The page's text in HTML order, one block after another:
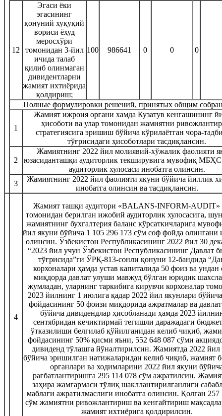
12
Эгаси ёки
эгасининг
қонуний хуқуқий
вориси ёхуд
меросхўри
томонидан 3-йил
ичида талаб
қилиб олинмаган
дивидентларни
жамият ихтиёрида
қолдириш;
100 986641 0 0 0
Полные формулировки решений, принятых общим
1
Жамият ижроия органи хамда Кузатув кенгашининг
ҳисоботи ва улар томонидан жамиятни
стратегиясига эришиш бўйича кўрилаётган чора-
тўғрисидаги ҳисоботлари тасдиқлансин.
2
Жамиятнинг 2022 йил молиявий-хўжалик фаолияти
юзасиданташқи аудиторлик текширувига мувофиқ
аудиторлик хулосаси инобатга олинсин.
3
Жамиятнинг 2022 йил фаолияти якуни бўйича йиллик
инобатга олинсин ва тасдиқлансин.
4
Жамият ташқи аудитори «BALANS-INFORM-
томонидан берилган ижобий аудиторлик хулосасига,
жамиятнинг бухгалтерия баланс кўрсаткичларига
йил якуни бўйича 1 105 296 173 сўм соф фойда олингани
олинсин. Ўзбекистон Республикасининг 2022 йил 30
“2023 йил учун Ўзбекистон Республикасининг Давлат
тўғрисида”ги ЎРҚ-813-сонли қонуни 12-бандида
корхоналари ҳамда устав капиталида 50 фоиз ва ундан
миқдорда давлат улуши мавжуд бўлган юридик
жумладан, уларнинг таркибига кирувчи корхоналар
2023 йилнинг 1 июлига қадар 2022 йил якунлари
фойдасининг 50 фоизи миқдорида ажратмалар ва
бўйича дивидендлар ҳисобланади ҳамда 2023
сентябридан кечиктирмай тегишли даражадаги
ўтказилиши белгилаб қўйилганидан келиб чиқиб,
фойдасининг 50% қисми яъни, 552 648 087 сўми
дивиденд тўлашга йўналтирилсин. Жамиятда 2022 йил
бўйича эришилган натижаларидан келиб чиқиб, жамият
органлари ва ходимларини 2022 йил якуни
рағбатлантиришга 295 114 078 сўм ажратилсин.
заҳира жамғармаси тўлиқ шакллантирилганлиги
маблағи ажратилмаслиги инобатга олинсин. Қолган 257
сўм жамиятни ривожлантириш ва кенгайтириш
жамият ихтиёрига қолдирилсин.